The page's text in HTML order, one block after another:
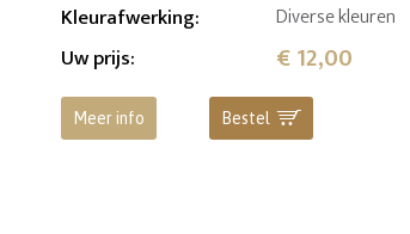
Kleurafwerking: Diverse kleuren
Uw prijs: € 12,00
Meer info Bestel